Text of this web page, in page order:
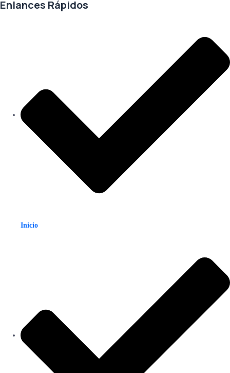
Enlances Rápidos
Inicio